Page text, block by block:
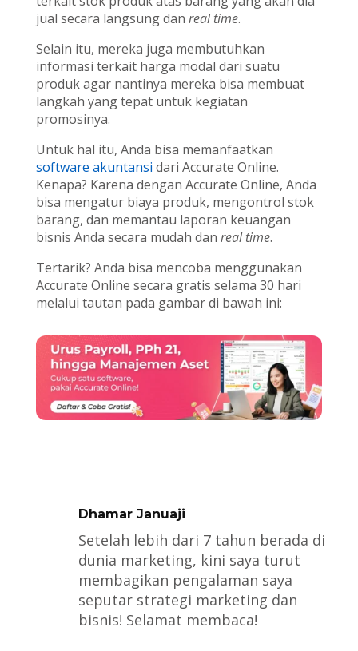
jual secara langsung dan real time.
Selain itu, mereka juga membutuhkan
informasi terkait harga modal dari suatu
produk agar nantinya mereka bisa membuat
langkah yang tepat untuk kegiatan
promosinya.
Untuk hal itu, Anda bisa memanfaatkan
software akuntansi dari Accurate Online.
Kenapa? Karena dengan Accurate Online, Anda
bisa mengatur biaya produk, mengontrol stok
barang, dan memantau laporan keuangan
bisnis Anda secara mudah dan real time.
Tertarik? Anda bisa mencoba menggunakan
Accurate Online secara gratis selama 30 hari
melalui tautan pada gambar di bawah ini:
Dhamar Januaji
Setelah lebih dari 7 tahun berada di
dunia marketing, kini saya turut
membagikan pengalaman saya
seputar strategi marketing dan
bisnis! Selamat membaca!